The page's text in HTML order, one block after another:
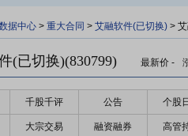
据中心 > 重大合同 > 艾融软件(已切换) >
(已切换)(830799) 最新价 -
千股千评 公告 个股
大宗交易 融资融券 高管